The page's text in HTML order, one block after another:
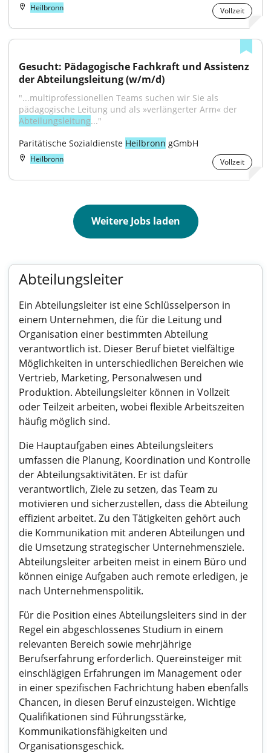
Heilbronn Vollzeit
Gesucht: Pädagogische Fachkraft und Assistenz
der Abteilungsleitung (w/m/d)
"...multiprofessionellen Teams suchen wir Sie als
Abteilungsleitung..."
Paritätische Sozialdienste Heilbronn gGmbH
Heilbronn Vollzeit
Weitere Jobs laden
Abteilungsleiter
Ein Abteilungsleiter ist eine Schlüsselperson in
einem Unternehmen, die für die Leitung und
Organisation einer bestimmten Abteilung
verantwortlich ist. Dieser Beruf bietet vielfältige
Möglichkeiten in unterschiedlichen Bereichen wie
Vertrieb, Marketing, Personalwesen und
Produktion. Abteilungsleiter können in Vollzeit
oder Teilzeit arbeiten, wobei flexible Arbeitszeiten
häufig möglich sind.
Die Hauptaufgaben eines Abteilungsleiters
umfassen die Planung, Koordination und Kontrolle
der Abteilungsaktivitäten. Er ist dafür
verantwortlich, Ziele zu setzen, das Team zu
motivieren und sicherzustellen, dass die Abteilung
effizient arbeitet. Zu den Tätigkeiten gehört auch
die Kommunikation mit anderen Abteilungen und
die Umsetzung strategischer Unternehmensziele.
Abteilungsleiter arbeiten meist in einem Büro und
können einige Aufgaben auch remote erledigen, je
nach Unternehmenspolitik.
Für die Position eines Abteilungsleiters sind in der
Regel ein abgeschlossenes Studium in einem
relevanten Bereich sowie mehrjährige
Berufserfahrung erforderlich. Quereinsteiger mit
einschlägigen Erfahrungen im Management oder
in einer spezifischen Fachrichtung haben ebenfalls
Chancen, in diesen Beruf einzusteigen. Wichtige
Qualifikationen sind Führungsstärke,
Kommunikationsfähigkeiten und
Organisationsgeschick.